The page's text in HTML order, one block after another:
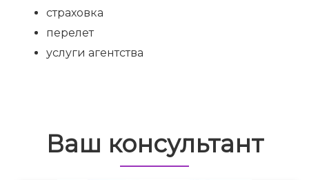
страховка
перелет
услуги агентства
Ваш консультант